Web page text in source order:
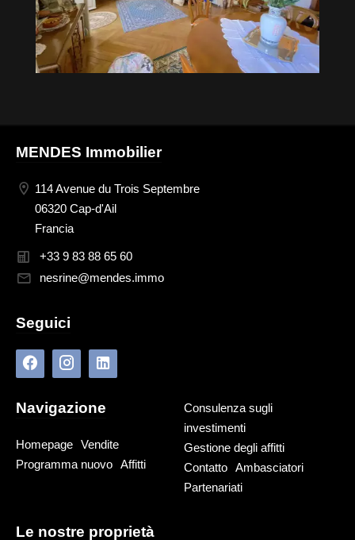
MENDES Immobilier
114 Avenue du Trois Septembre
06320 Cap-d'Ail
Francia
+33 9 83 88 65 60
nesrine@mendes.immo
Seguici
Navigazione
Homepage Vendite
Programma nuovo Affitti
Consulenza sugli
investimenti
Gestione degli affitti
Contatto
Ambasciatori
Partenariati
Le nostre proprietà